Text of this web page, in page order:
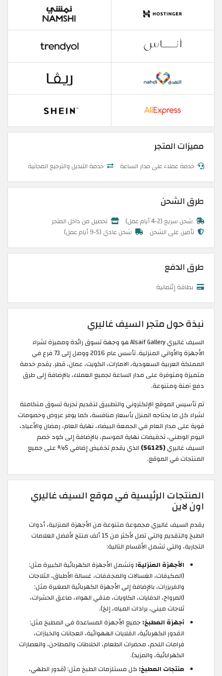
مميزات المتجر
خدمة عملاء على مدار الساعة خدمة التبديل والترجيع المجانية
طرق الشحن
شحن سريع (2-4 أيام عمل)
تحصيل من داخل المتجر
تأمين على الشحن
شحن عادي (5-9 أيام عمل)
طرق الدفع
بطاقة إئتمانية
نبذة حول متجر السيف غاليري
السيف غاليري Alsaif Gallery هو وجهة تسوق رائدة ومميزة لشراء
الأجهزة والأواني المنزلية. تأسس عام 2016 ووصل إلى 73 فرع في
المملكة العربية السعودية، الامارات، الكويت، عمان، قطر. يقدم خدمة
متميزة ومتوفرة على مدار الساعة لجميع العملاء، بالإضافة إلى طرق
دفع آمنة ومتنوعة.
تم تأسيس الموقع الإلكتروني والتطبيق لتقديم تجربة تسوق متكاملة
لشراء كل ما يحتاجه المنزل بأسعار منافسة، كما يوفر عروض وخصومات
قوية على مدار العام في الجمعة البيضاء، نهاية العام، رمضان والأعياد،
اليوم الوطني، تخفيضات نهاية الموسم، بالإضافة إلى كود خصم
السيف غاليري(SG125)
الذي يقدم تخفيض إضافي 5% على جميع
المنتجات في الموقع.
المنتجات الرئيسية في موقع السيف غاليري
اون لاين
يقدم السيف غاليري مجموعة متنوعة من الأجهزة المنزلية، أدوات
الطبخ والتقديم والتي تصل لأكثر من 15 ألف منتج لأفضل العلامات
التجارية، والتي تشمل الأقسام التالية:
الأجهزة المنزلية: وتشمل الأجهزة الكهربائية الكبيرة مثل:
(المكيفات، الغسالات والمجففات، غسالة الأطباق، الثلاجات
والفريزرات، بالإضافة إلى الأجهزة الكهربائية الصغيرة مثل:
(المرواح، الدفايات، الكاويات، منقي الهواء، صاعق الحشرات،
ثلاجات ميني، برادات المياه، إلخ).
أجهزة المطبخ:جميع الأجهزة المساعدة في المطبخ مثل:
القدور الكهربائية، القلايات الههوائية، العجانات والخبازات،
فرامات اللحم، محضرات الطعام، الخلاطات والمطاحن، والعصارات
الكهرابائية، والمزيد).
منتجات المطبخ: كل مستلزمات الطبخ مثل: (قدور الطهي،